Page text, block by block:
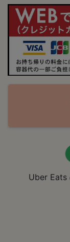
Uber Eats